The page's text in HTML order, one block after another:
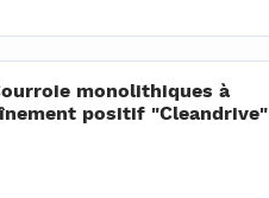
monolithiques à
positif "Cleandrive"